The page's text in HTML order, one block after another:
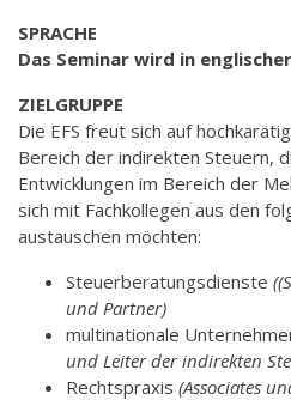
SPRACHE
Das Seminar wird in
ZIELGRUPPE
Die EFS freut sich auf
Bereich der indirekten Steuern,
Entwicklungen im Bereich der
sich mit Fachkollegen aus den
austauschen möchten:
Steuerberatungsdienste
und Partner)
multinationale
und Leiter der indirekten
Rechtspraxis (Associates